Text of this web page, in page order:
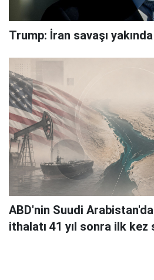
Trump: İran savaşı
ABD'nin Suudi
ithalatı 41 yıl sonra ilk kez